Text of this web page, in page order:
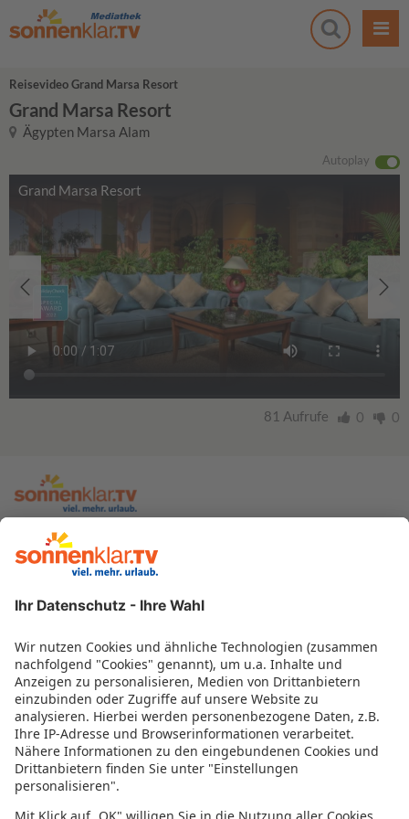
Reisevideo Grand Marsa Resort
Grand Marsa Resort
Ägypten Marsa Alam
Autoplay
Grand Marsa Resort
81 Aufrufe 0 0
zur sonnenklar.TV Webseite
Moderatoren
Impressum
Informationen zur Barrierefreiheit
Datenschutz
Datenschutzeinstellungen